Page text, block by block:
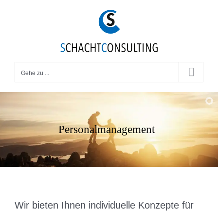
Gehe zu ...
Personalmanagement
Wir bieten Ihnen individuelle Konzepte für